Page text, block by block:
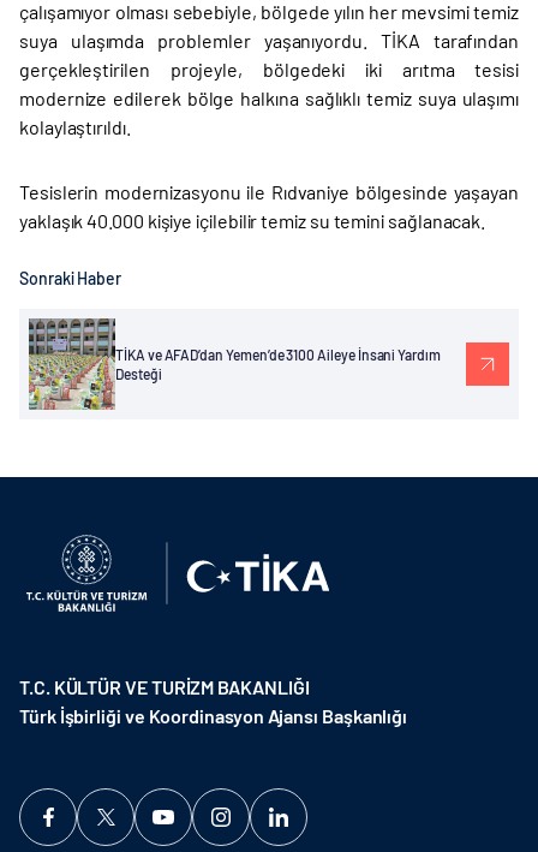
çalışamıyor olması sebebiyle, bölgede yılın her mevsimi temiz
suya ulaşımda problemler yaşanıyordu. TİKA tarafından
gerçekleştirilen projeyle, bölgedeki iki arıtma tesisi
modernize edilerek bölge halkına sağlıklı temiz suya ulaşımı
kolaylaştırıldı.
Tesislerin modernizasyonu ile Rıdvaniye bölgesinde yaşayan
yaklaşık 40.000 kişiye içilebilir temiz su temini sağlanacak.
Sonraki Haber
TİKA ve AFAD’dan Yemen’de 3100 Aileye İnsani Yardım
Desteği
T.C. KÜLTÜR VE TURİZM BAKANLIĞI
Türk İşbirliği ve Koordinasyon Ajansı Başkanlığı